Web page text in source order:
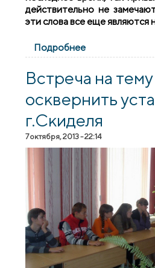
действительно не
эти слова все еще являются
Подробнее
средней школе
Встреча на
осквернить
г.Скиделя
7 октября, 2013 - 22:14